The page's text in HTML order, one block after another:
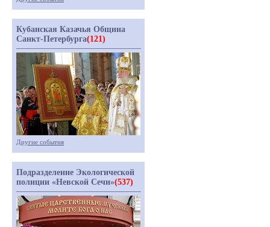
Кубанская Казачья Община
Санкт-Петербурга(121)
Другие события
Подразделение Экологической
полиции «Невской Сечи»(537)